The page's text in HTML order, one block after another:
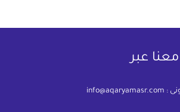
عبر
:
info@aqaryamasr.com